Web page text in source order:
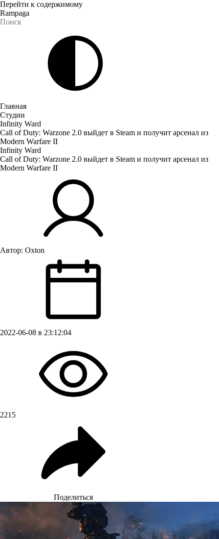
Перейти к содержимому
Rampaga
Главная
Студии
Infinity Ward
Call of Duty: Warzone 2.0 выйдет в Steam и получит арсенал из
Modern Warfare II
Infinity Ward
Call of Duty: Warzone 2.0 выйдет в Steam и получит арсенал из
Modern Warfare II
Автор: Oxton
2022-06-08 в 23:12:04
2215
Поделиться